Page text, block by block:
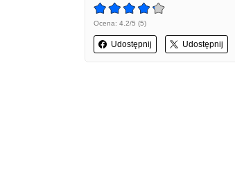
Ocena: 4.2/5 (5)
Udostępnij Udostępnij